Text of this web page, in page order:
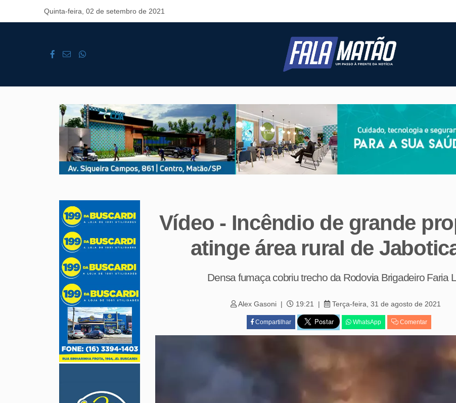
Quinta-feira, 02 de setembro de 2021
Vídeo - Incêndio de grande
atinge área rural de
Densa fumaça cobriu trecho da Rodovia Brigadeiro Faria
Alex Gasoni 19:21 Terça-feira, 31 de agosto de 2021
Compartilhar WhatsApp Comentar